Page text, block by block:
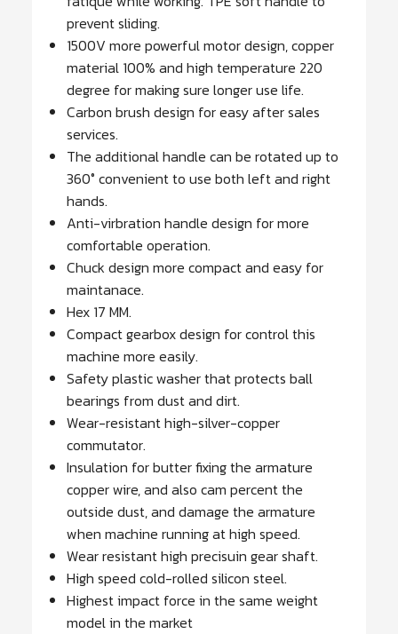
prevent sliding.
1500V more powerful motor design, copper
material 100% and high temperature 220
degree for making sure longer use life.
Carbon brush design for easy after sales
services.
The additional handle can be rotated up to
360° convenient to use both left and right
hands.
Anti-virbration handle design for more
comfortable operation.
Chuck design more compact and easy for
maintanace.
Hex 17 MM.
Compact gearbox design for control this
machine more easily.
Safety plastic washer that protects ball
bearings from dust and dirt.
Wear-resistant high-silver-copper
commutator.
Insulation for butter fixing the armature
copper wire, and also cam percent the
outside dust, and damage the armature
when machine running at high speed.
Wear resistant high precisuin gear shaft.
High speed cold-rolled silicon steel.
Highest impact force in the same weight
model in the market